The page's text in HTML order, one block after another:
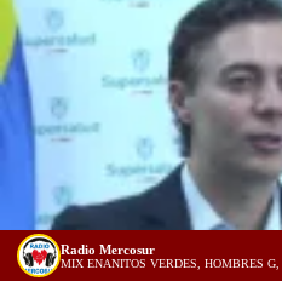
Radio Mercosur
MIX ENANITOS VERDES, HOMBRES G,